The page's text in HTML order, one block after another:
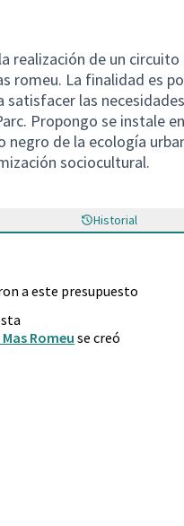
realización de un
romeu. La finalidad es
las
Propongo se instale
negro de la ecología
sociocultural.
Historial
a este presupuesto
Romeu se creó